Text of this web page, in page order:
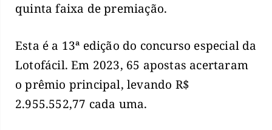
quinta faixa de premiação.
Esta é a 13ª edição do concurso especial da
Lotofácil. Em 2023, 65 apostas acertaram
o prêmio principal, levando R$
2.955.552,77 cada uma.